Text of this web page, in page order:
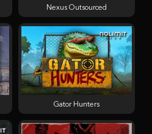
Nexus Outsourced
Gator Hunters